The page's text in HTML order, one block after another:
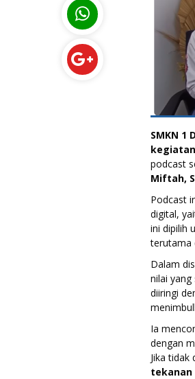
SMKN
podcast
Miftah,
Podcast
digital,
ini dipilih
terutama
Dalam
nilai
diiringi
Ia
dengan
Jika
tekanan